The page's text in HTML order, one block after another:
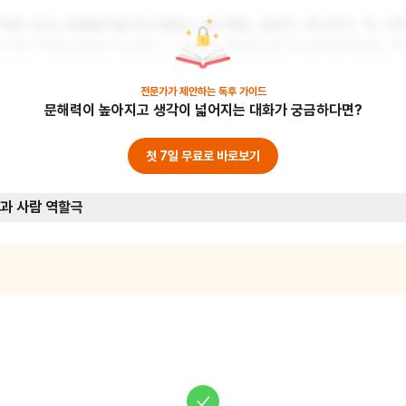
에 나오는 동물들처럼 변신해보는 놀이예요. 호랑이, 레서판다, 개, 고양
등 다양한 동물로 변신해서 그 동물의 특징을 몸으로 표현해보세요. 예
들어, 호랑이처럼 으르렁거리기, 고양이처럼 야옹 소리 내기, 개처럼 꼬
흔들기 등을 해볼 수 있어요. 이 놀이를 통해 어린이들은 동물들의 특성
이해하고 공감능력을 기를 수 있어요. 준비물: 없음 (동물 가면이나 소
을 만들어 사용해도 좋아요)
전문가가 제안하는 독후 가이드
문해력이 높아지고 생각이 넓어지는 대화가 궁금하다면?
첫 7일 무료로 바로보기
사람 역할극